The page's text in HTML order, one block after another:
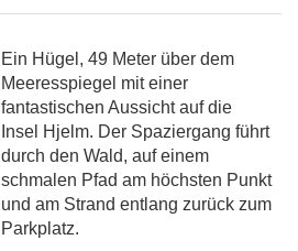
Ein Hügel, 49 Meter über dem
Meeresspiegel mit einer
fantastischen Aussicht auf die
Insel Hjelm. Der Spaziergang führt
durch den Wald, auf einem
schmalen Pfad am höchsten Punkt
und am Strand entlang zurück zum
Parkplatz.